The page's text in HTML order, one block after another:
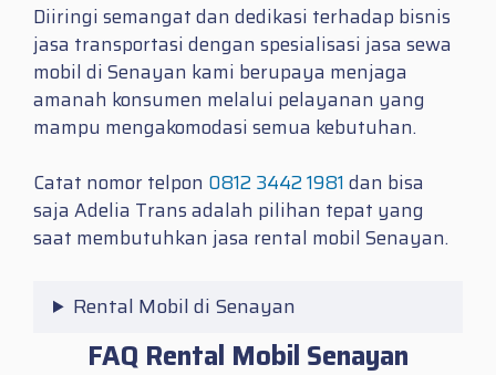
Diiringi semangat dan dedikasi terhadap bisnis
jasa transportasi dengan spesialisasi jasa sewa
mobil di Senayan kami berupaya menjaga
amanah konsumen melalui pelayanan yang
mampu mengakomodasi semua kebutuhan.
Catat nomor telpon 0812 3442 1981dan bisa
saja Adelia Trans adalah pilihan tepat yang
saat membutuhkan jasa rental mobil Senayan.
Rental Mobil di Senayan
FAQ Rental Mobil Senayan